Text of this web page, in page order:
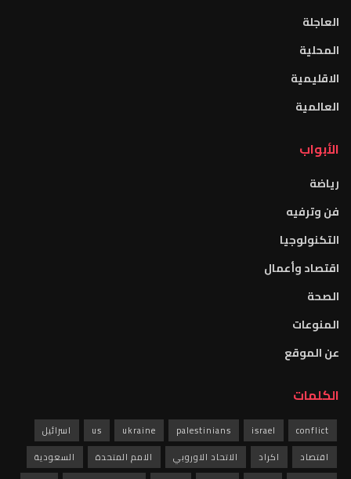
العاجلة
المحلية
الاقليمية
العالمية
الأبواب
رياضة
فن وترفيه
التكنولوجيا
اقتصاد وأعمال
الصحة
المنوعات
عن الموقع
الكلمات
conflict
israel
palestinians
ukraine
us
اسرائيل
اقتصاد
اكراد الاتحاد الاوروبي الامم المتحدة
السعودية